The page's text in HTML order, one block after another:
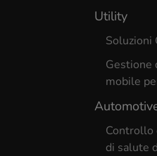
Utility
Soluzioni
Gestione
mobile
di salute